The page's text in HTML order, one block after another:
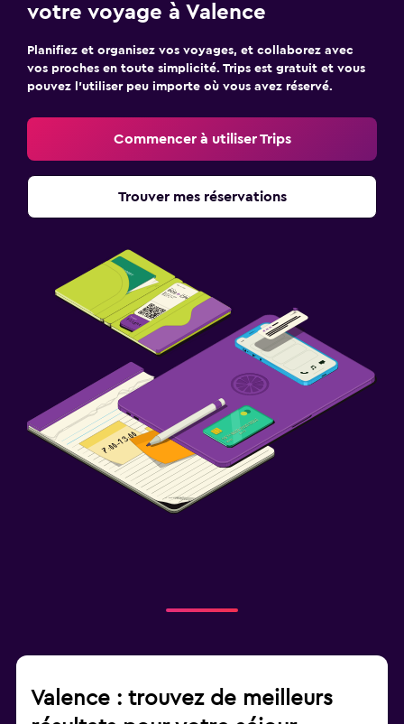
votre voyage à Valence
Planifiez et organisez vos voyages, et collaborez avec
vos proches en toute simplicité. Trips est gratuit et vous
pouvez l’utiliser peu importe où vous avez réservé.
Commencer à utiliser Trips
Trouver mes réservations
Valence : trouvez de meilleurs